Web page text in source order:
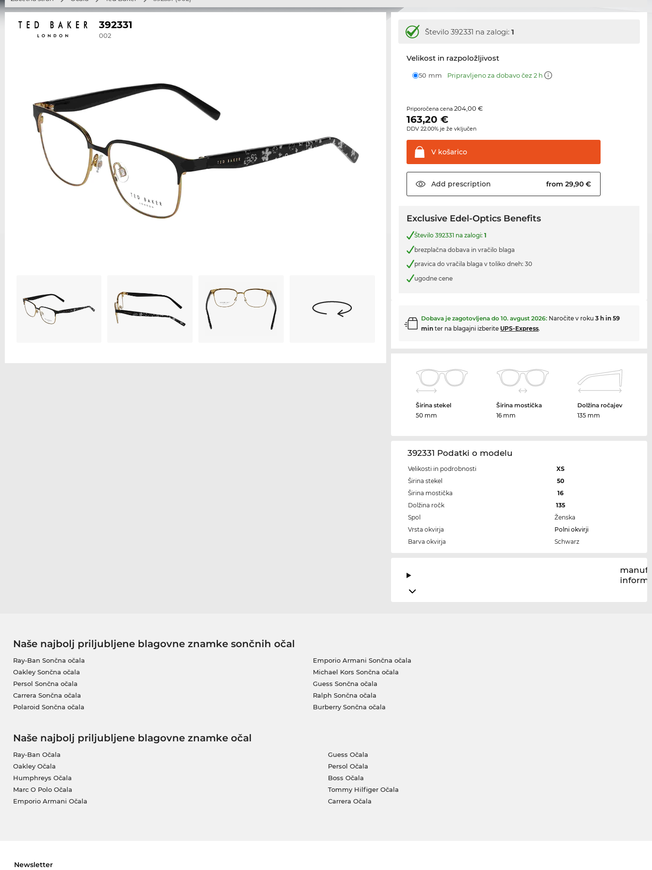
392331
002 Število 392331 na zalogi:1
Velikost in razpoložljivost
50 mm Pripravljeno za dobavo čez 2 h
Priporočena cena204,00 €
163,20 €
DDV 22.00% je že vključen
V košarico
Add prescription from 29,90 €
Exclusive Edel-Optics Benefits
Število 392331 na zalogi:1
brezplačna dobava in vračilo blaga
pravica do vračila blaga v toliko dneh: 30
ugodne cene
Dobava je zagotovljena do10. avgust 2026: Naročite v roku3 h in 59
min ter na blagajni izberite UPS-Express.
Širina stekel
50 mm
Širina mostička
16 mm
Dolžina ročajev
135 mm
392331 Podatki o modelu
Velikosti in podrobnosti
XS
Širina stekel
50
Širina mostička
16
Dolžina ročk
135
Spol
Ženska
Vrsta okvirja
Polni okvirji
Barva okvirja
Schwarz
Naše najbolj priljubljene blagovne znamke sončnih očal
Ray-Ban Sončna očala
Oakley Sončna očala
Persol Sončna očala
Carrera Sončna očala
Polaroid Sončna očala
Emporio Armani Sončna očala
Michael Kors Sončna očala
Guess Sončna očala
Ralph Sončna očala
Burberry Sončna očala
Naše najbolj priljubljene blagovne znamke očal
Ray-Ban Očala
Oakley Očala
Humphreys Očala
Marc O Polo Očala
Emporio Armani Očala
Guess Očala
Persol Očala
Boss Očala
Tommy Hilfiger Očala
Carrera Očala
Newsletter